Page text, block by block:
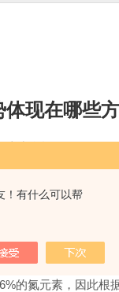
！有什么可以帮
现在哪些
学、食品检测、
氮元素，因此根